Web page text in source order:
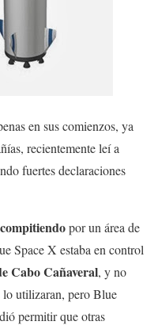
en sus comienzos, ya
recientemente leí a
fuertes declaraciones
compitiendopor un área de
Space X estaba en control
Cabo Cañaveral, y no
lo utilizaran, pero Blue
permitir que otras